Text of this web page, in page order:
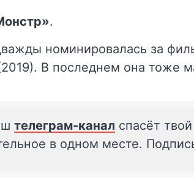
.
номинировалась за
В последнем она тоже
телеграм-канал спасёт
в одном месте.